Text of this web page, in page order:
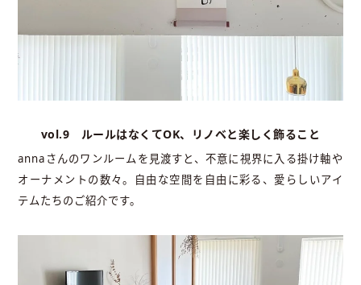
vol.9 ルールはなくてOK、リノベと楽しく飾ること
annaさんのワンルームを見渡すと、不意に視界に入る掛け軸や
オーナメントの数々。自由な空間を自由に彩る、愛らしいアイ
テムたちのご紹介です。